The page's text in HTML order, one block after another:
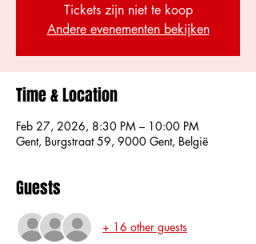
Tickets zijn niet te koop
Andere evenementen bekijken
Time & Location
Feb 27, 2026, 8:30 PM – 10:00 PM
Gent, Burgstraat 59, 9000 Gent, België
Guests
+ 16 other guests